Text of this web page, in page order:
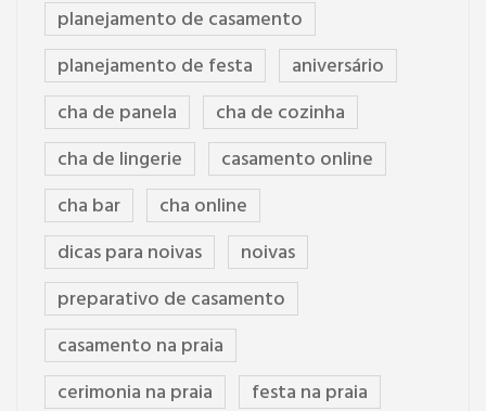
planejamento de casamento
planejamento de festa
aniversário
cha de panela
cha de cozinha
cha de lingerie
casamento online
cha bar
cha online
dicas para noivas
noivas
preparativo de casamento
casamento na praia
cerimonia na praia
festa na praia